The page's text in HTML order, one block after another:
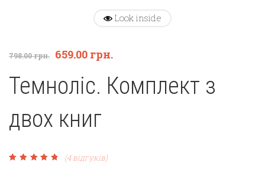
Look inside
798.00грн. 659.00 грн.
Темноліс. Комплект з
двох книг
(4відгуків)